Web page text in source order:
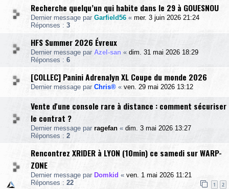
Recherche quelqu’un qui habite dans le 29 à GOUESNOU
Dernier message par Garfield56 « mer. 3 juin 2026 21:24
Réponses : 3
HFS Summer 2026 Évreux
Dernier message par Azel-san « dim. 31 mai 2026 18:29
Réponses : 6
[COLLEC] Panini Adrenalyn XL Coupe du monde 2026
Dernier message par Chris® « ven. 29 mai 2026 13:12
Vente d'une console rare à distance : comment sécuriser
le contrat ?
Dernier message par ragefan « dim. 3 mai 2026 13:27
Réponses : 2
Rencontrez XRIDER à LYON (10min) ce samedi sur WARP-
ZONE
Dernier message par Domkid « ven. 1 mai 2026 11:21
Réponses : 22 1 2